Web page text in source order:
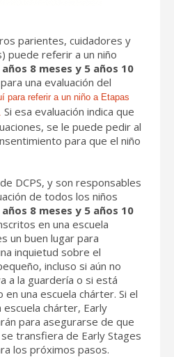
parientes, cuidadores y
puede referir a un niño
años 8 meses y 5 años 10
una evaluación del
para referir a un niño a Etapas
Si esa evaluación indica que
se le puede pedir al
para que el niño
DCPS, y son responsables
de todos los niños
años 8 meses y 5 años 10
en una escuela
un buen lugar para
inquietud sobre el
incluso si aún no
a la guardería o si está
una escuela chárter. Si el
escuela chárter, Early
para asegurarse de que
transfiera de Early Stages
los próximos pasos.